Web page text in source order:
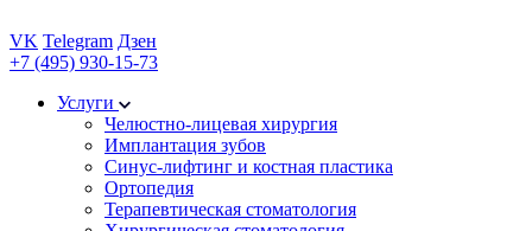
VK Telegram Дзен
+7 (495) 930-15-73
Услуги
Челюстно-лицевая хирургия
Имплантация зубов
Синус-лифтинг и костная пластика
Ортопедия
Терапевтическая стоматология